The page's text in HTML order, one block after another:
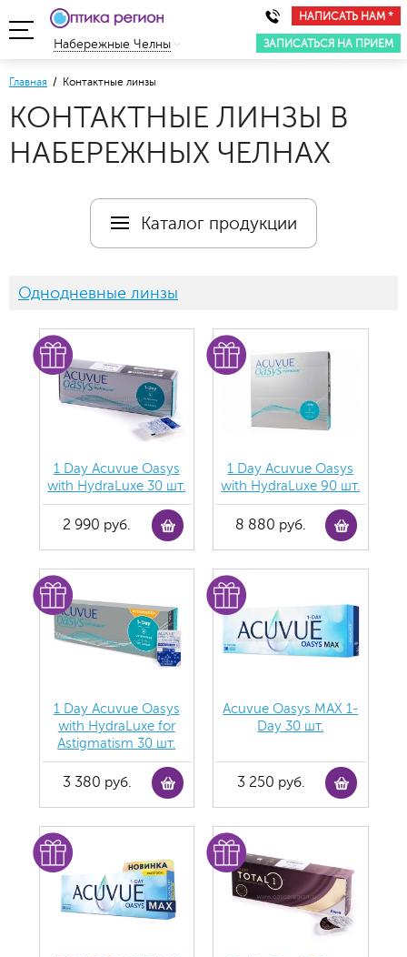
НАПИСАТЬ НАМ *
ЗАПИСАТЬСЯ НА ПРИЕМ
Набережные Челны
Главная / Контактные линзы
КОНТАКТНЫЕ ЛИНЗЫ В
НАБЕРЕЖНЫХ ЧЕЛНАХ
Каталог продукции
Однодневные линзы
1 Day Acuvue Oasys
with HydraLuxe 30 шт.
2 990 руб.
1 Day Acuvue Oasys
with HydraLuxe 90 шт.
8 880 руб.
1 Day Acuvue Oasys
with HydraLuxe for
Аstigmatism 30 шт.
3 380 руб.
Acuvue Oasys MAX 1-
Day 30 шт.
3 250 руб.